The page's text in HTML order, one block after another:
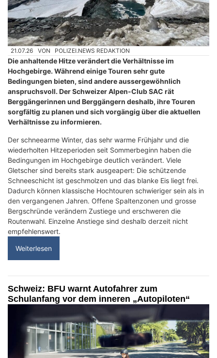
21.07.26 VON POLIZEI.NEWS REDAKTION
Die anhaltende Hitze verändert die Verhältnisse im
Hochgebirge. Während einige Touren sehr gute
Bedingungen bieten, sind andere aussergewöhnlich
anspruchsvoll. Der Schweizer Alpen-Club SAC rät
Berggängerinnen und Berggängern deshalb, ihre Touren
sorgfältig zu planen und sich vorgängig über die aktuellen
Verhältnisse zu informieren.
Der schneearme Winter, das sehr warme Frühjahr und die
wiederholten Hitzeperioden seit Sommerbeginn haben die
Bedingungen im Hochgebirge deutlich verändert. Viele
Gletscher sind bereits stark ausgeapert: Die schützende
Schneeschicht ist geschmolzen und das blanke Eis liegt frei.
Dadurch können klassische Hochtouren schwieriger sein als in
den vergangenen Jahren. Offene Spaltenzonen und grosse
Bergschründe verändern Zustiege und erschweren die
Routenwahl. Einzelne Anstiege sind deshalb derzeit nicht
empfehlenswert.
Weiterlesen
Schweiz: BFU warnt Autofahrer zum
Schulanfang vor dem inneren „Autopiloten“